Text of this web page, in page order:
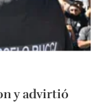
y advirtió